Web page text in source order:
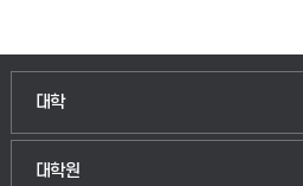
대학
인문융합공공인재학부
법경영학부
대학원
일반대학원